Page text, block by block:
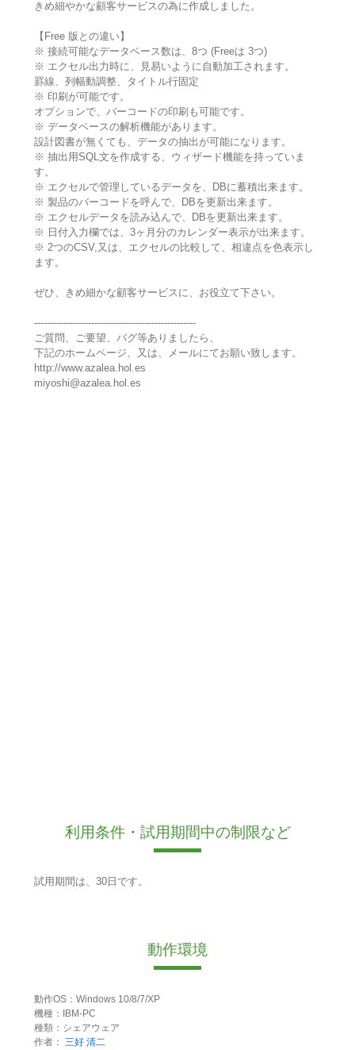
きめ細やかな顧客サービスの為に作成しました。
【Free 版との違い】
※ 接続可能なデータベース数は、8つ (Freeは 3つ)
※ エクセル出力時に、見易いように自動加工されます。
罫線、列幅動調整、タイトル行固定
※ 印刷が可能です。
オプションで、バーコードの印刷も可能です。
※ データベースの解析機能があります。
設計図書が無くても、データの抽出が可能になります。
※ 抽出用SQL文を作成する、ウィザード機能を持っていま
す。
※ エクセルで管理しているデータを、DBに蓄積出来ます。
※ 製品のバーコードを呼んで、DBを更新出来ます。
※ エクセルデータを読み込んで、DBを更新出来ます。
※ 日付入力欄では、3ヶ月分のカレンダー表示が出来ます。
※ 2つのCSV,又は、エクセルの比較して、相違点を色表示し
ます。
ぜひ、きめ細かな顧客サービスに、お役立て下さい。
---------------------------------------------------
ご質問、ご要望、バグ等ありましたら、
下記のホームページ、又は、メールにてお願い致します。
http://www.azalea.hol.es
miyoshi@azalea.hol.es
利用条件・試用期間中の制限など
試用期間は、30日です。
動作環境
動作OS：Windows 10/8/7/XP
機種：IBM-PC
種類：シェアウェア
作者：
三好 清二